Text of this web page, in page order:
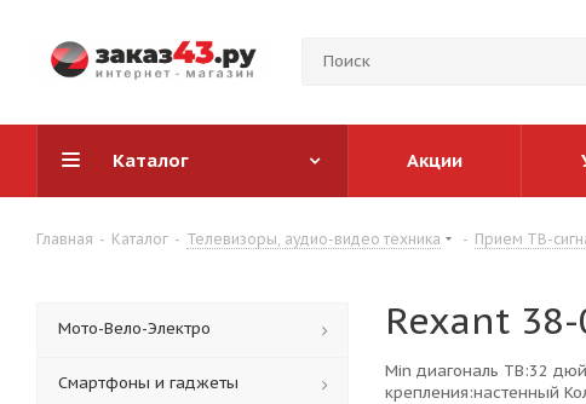
Каталог Акции
Главная - Каталог - Телевизоры, аудио-видео техника - Прием ТВ-
Rexant
Min диагональ ТВ:32
крепления:настенный
Мото-Вело-Электро
Смартфоны и гаджеты